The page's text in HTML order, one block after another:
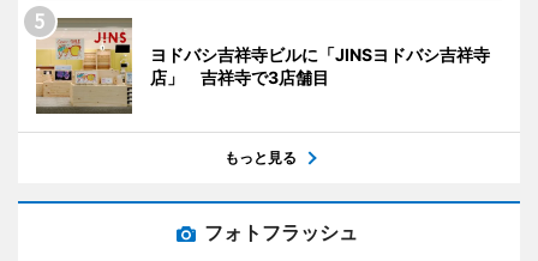
ヨドバシ吉祥寺ビルに「JINSヨドバシ吉祥寺
店」 吉祥寺で3店舗目
もっと見る
フォトフラッシュ